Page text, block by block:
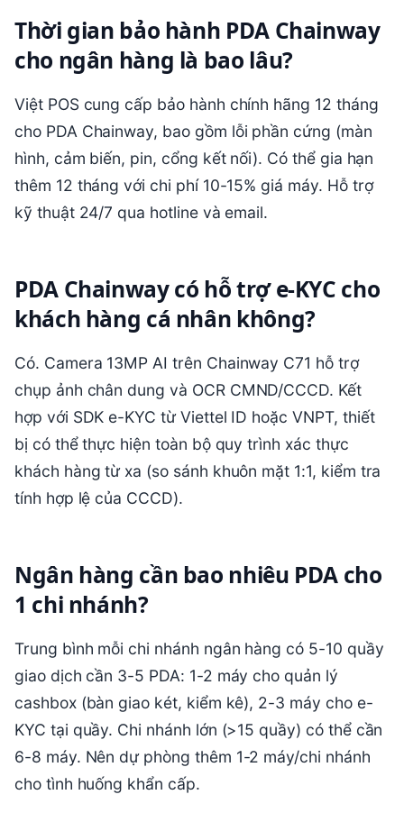
Thời gian bảo hành PDA Chainway
cho ngân hàng là bao lâu?
Việt POS cung cấp bảo hành chính hãng 12 tháng
cho PDA Chainway, bao gồm lỗi phần cứng (màn
hình, cảm biến, pin, cổng kết nối). Có thể gia hạn
thêm 12 tháng với chi phí 10-15% giá máy. Hỗ trợ
kỹ thuật 24/7 qua hotline và email.
PDA Chainway có hỗ trợ e-KYC cho
khách hàng cá nhân không?
Có. Camera 13MP AI trên Chainway C71 hỗ trợ
chụp ảnh chân dung và OCR CMND/CCCD. Kết
hợp với SDK e-KYC từ Viettel ID hoặc VNPT, thiết
bị có thể thực hiện toàn bộ quy trình xác thực
khách hàng từ xa (so sánh khuôn mặt 1:1, kiểm tra
tính hợp lệ của CCCD).
Ngân hàng cần bao nhiêu PDA cho
1 chi nhánh?
Trung bình mỗi chi nhánh ngân hàng có 5-10 quầy
giao dịch cần 3-5 PDA: 1-2 máy cho quản lý
cashbox (bàn giao két, kiểm kê), 2-3 máy cho e-
KYC tại quầy. Chi nhánh lớn (>15 quầy) có thể cần
6-8 máy. Nên dự phòng thêm 1-2 máy/chi nhánh
cho tình huống khẩn cấp.